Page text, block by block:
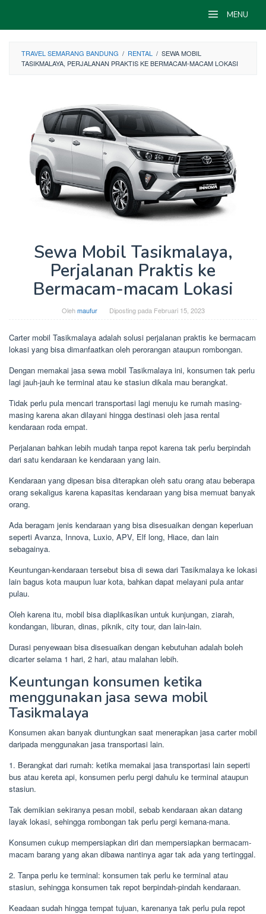
content
MENU
TRAVEL SEMARANG BANDUNG / RENTAL / SEWA MOBIL
TASIKMALAYA, PERJALANAN PRAKTIS KE BERMACAM-MACAM LOKASI
Sewa Mobil Tasikmalaya,
Perjalanan Praktis ke
Bermacam-macam Lokasi
Olehmaufur Diposting pada Februari 15, 2023
Carter mobil Tasikmalaya adalah solusi perjalanan praktis ke bermacam
lokasi yang bisa dimanfaatkan oleh perorangan ataupun rombongan.
Dengan memakai jasa sewa mobil Tasikmalaya ini, konsumen tak perlu
lagi jauh-jauh ke terminal atau ke stasiun dikala mau berangkat.
Tidak perlu pula mencari transportasi lagi menuju ke rumah masing-
masing karena akan dilayani hingga destinasi oleh jasa rental
kendaraan roda empat.
Perjalanan bahkan lebih mudah tanpa repot karena tak perlu berpindah
dari satu kendaraan ke kendaraan yang lain.
Kendaraan yang dipesan bisa diterapkan oleh satu orang atau beberapa
orang sekaligus karena kapasitas kendaraan yang bisa memuat banyak
orang.
Ada beragam jenis kendaraan yang bisa disesuaikan dengan keperluan
seperti Avanza, Innova, Luxio, APV, Elf long, Hiace, dan lain
sebagainya.
Keuntungan-kendaraan tersebut bisa di sewa dari Tasikmalaya ke lokasi
lain bagus kota maupun luar kota, bahkan dapat melayani pula antar
pulau.
Oleh karena itu, mobil bisa diaplikasikan untuk kunjungan, ziarah,
kondangan, liburan, dinas, piknik, city tour, dan lain-lain.
Durasi penyewaan bisa disesuaikan dengan kebutuhan adalah boleh
dicarter selama 1 hari, 2 hari, atau malahan lebih.
Keuntungan konsumen ketika
menggunakan jasa sewa mobil
Tasikmalaya
Konsumen akan banyak diuntungkan saat menerapkan jasa carter mobil
daripada menggunakan jasa transportasi lain.
1. Berangkat dari rumah: ketika memakai jasa transportasi lain seperti
bus atau kereta api, konsumen perlu pergi dahulu ke terminal ataupun
stasiun.
Tak demikian sekiranya pesan mobil, sebab kendaraan akan datang
layak lokasi, sehingga rombongan tak perlu pergi kemana-mana.
Konsumen cukup mempersiapkan diri dan mempersiapkan bermacam-
macam barang yang akan dibawa nantinya agar tak ada yang tertinggal.
2. Tanpa perlu ke terminal: konsumen tak perlu ke terminal atau
stasiun, sehingga konsumen tak repot berpindah-pindah kendaraan.
Keadaan sudah hingga tempat tujuan, karenanya tak perlu pula repot